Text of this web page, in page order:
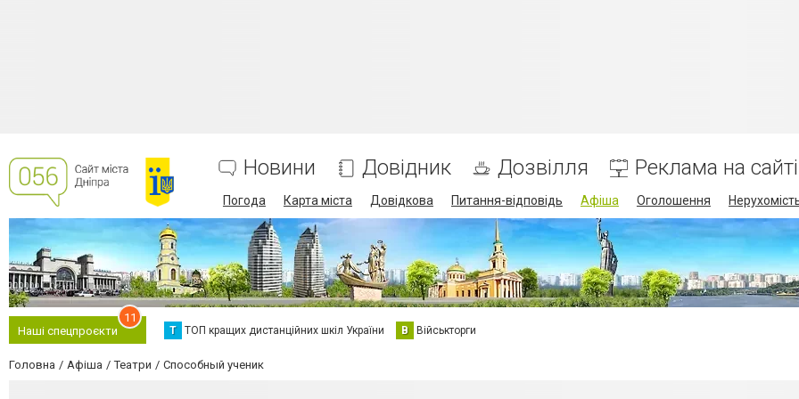
Новини Довідник Дозвілля Реклама на сайті
Погода Карта міста Довідкова Питання-відповідь Афіша Оголошення
Наші спецпроєкти
11
Т ТОП кращих дистанційних шкіл України В Військторги
Головна Афіша Театри Способный ученик